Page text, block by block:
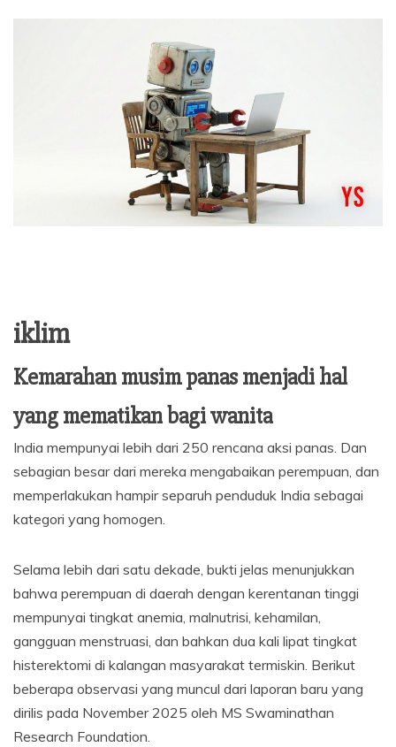
iklim
Kemarahan musim panas menjadi hal
yang mematikan bagi wanita
India mempunyai lebih dari 250 rencana aksi panas. Dan
sebagian besar dari mereka mengabaikan perempuan, dan
memperlakukan hampir separuh penduduk India sebagai
kategori yang homogen.
Selama lebih dari satu dekade, bukti jelas menunjukkan
bahwa perempuan di daerah dengan kerentanan tinggi
mempunyai tingkat anemia, malnutrisi, kehamilan,
gangguan menstruasi, dan bahkan dua kali lipat tingkat
histerektomi di kalangan masyarakat termiskin. Berikut
beberapa observasi yang muncul dari laporan baru yang
dirilis pada November 2025 oleh MS Swaminathan
Research Foundation.